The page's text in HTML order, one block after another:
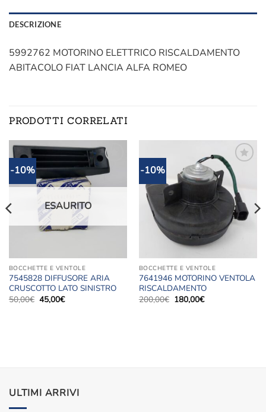
DESCRIZIONE
5992762 MOTORINO ELETTRICO RISCALDAMENTO
ABITACOLO FIAT LANCIA ALFA ROMEO
PRODOTTI CORRELATI
-10%
Aggiungi
alla lista
dei
ESAURITO
BOCCHETTE E VENTOLE
7545828 DIFFUSORE ARIA
CRUSCOTTO LATO SINISTRO
50,00€ Il
prezzo
45,00€Il
-10%
Aggiungi
alla lista
dei
desideri
BOCCHETTE E VENTOLE
7641946 MOTORINO VENTOLA
RISCALDAMENTO
200,00€ Il
prezzo
180,00€Il
ULTIMI ARRIVI